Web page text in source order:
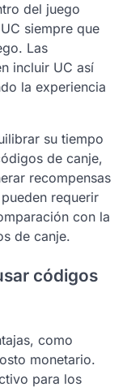
del juego
siempre que
Las
incluir UC así
la experiencia
su tiempo
de canje,
recompensas
requerir
con la
de canje.
códigos
como
monetario.
para los